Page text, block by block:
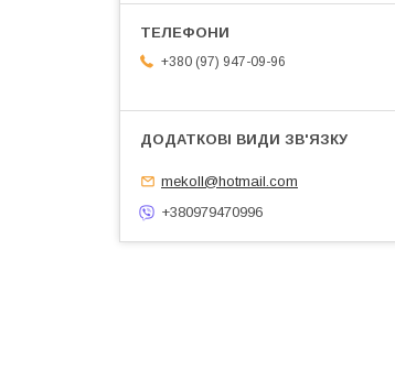
+380 (97) 947-09-96
mekoll@hotmail.com
+380979470996